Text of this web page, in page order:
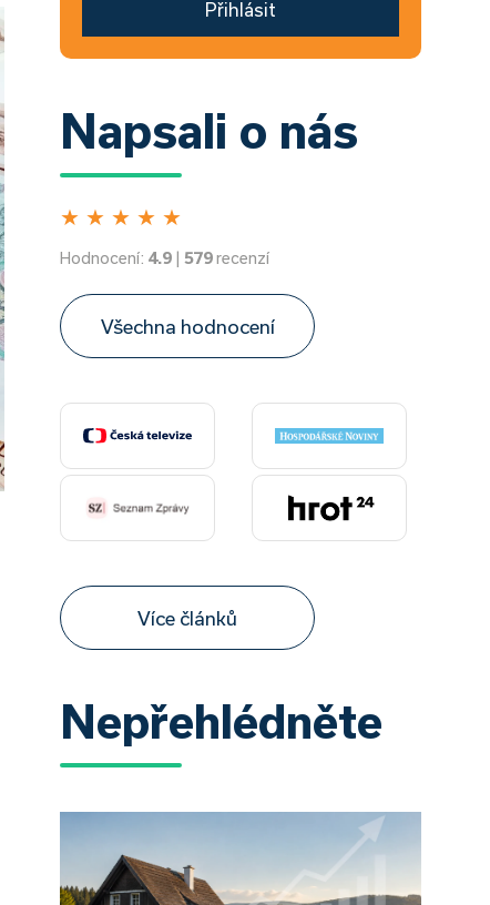
Přihlásit
Napsali o nás
★ ★ ★ ★ ★
Hodnocení: 4.9 | 579recenzí
Všechna hodnocení
Více článků
Nepřehlédněte